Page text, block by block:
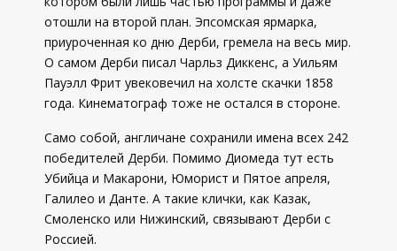
отошли на второй план. Эпсомская ярмарка,
приуроченная ко дню Дерби, гремела на весь мир.
О самом Дерби писал Чарльз Диккенс, а Уильям
Пауэлл Фрит увековечил на холсте скачки 1858
года. Кинематограф тоже не остался в стороне.
Само собой, англичане сохранили имена всех 242
победителей Дерби. Помимо Диомеда тут есть
Убийца и Макарони, Юморист и Пятое апреля,
Галилео и Данте. А такие клички, как Казак,
Смоленско или Нижинский, связывают Дерби с
Россией.